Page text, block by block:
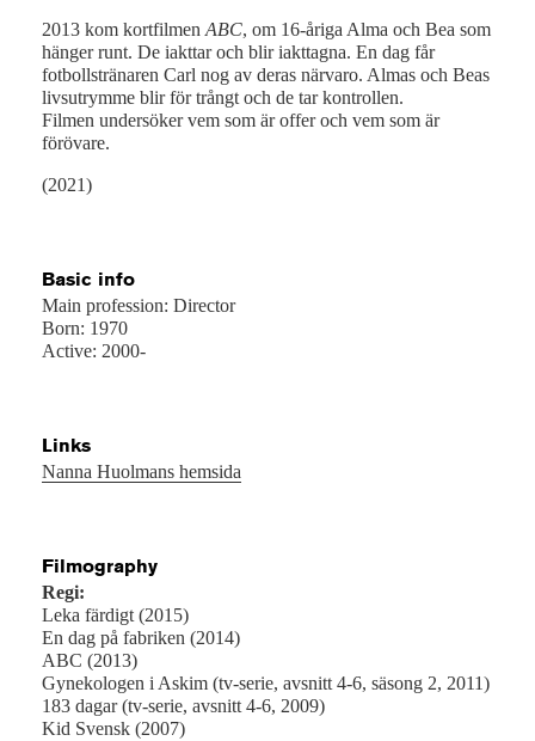
2013 kom kortfilmen ABC, om 16-åriga Alma och Bea som
hänger runt. De iakttar och blir iakttagna. En dag får
fotbollstränaren Carl nog av deras närvaro. Almas och Beas
livsutrymme blir för trångt och de tar kontrollen.
Filmen undersöker vem som är offer och vem som är
förövare.
(2021)
Basic info
Main profession: Director
Born: 1970
Active: 2000-
Links
Nanna Huolmans hemsida
Filmography
Regi:
Leka färdigt (2015)
En dag på fabriken (2014)
ABC (2013)
Gynekologen i Askim (tv-serie, avsnitt 4-6, säsong 2, 2011)
183 dagar (tv-serie, avsnitt 4-6, 2009)
Kid Svensk (2007)